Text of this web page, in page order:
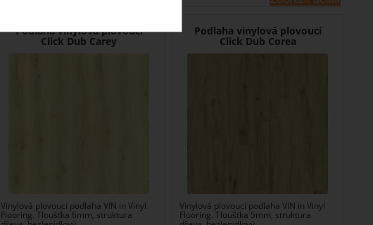
Podlaha vinylová plovoucí
Click Dub Carey
Vinylová plovoucí podlaha VIN in Vinyl
Flooring. Tloušťka 6mm, struktura
Podlaha vinylová plovoucí
Click Dub Corea
Vinylová plovoucí podlaha VIN in Vinyl
Flooring. Tloušťka 5mm, struktura